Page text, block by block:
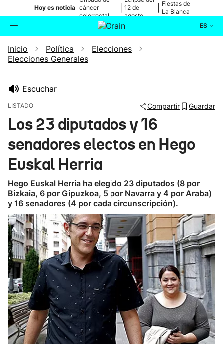
Hoy es noticia cáncer
colorrectal
12 de
agosto
Fiestas de
La Blanca
ES
Buscador Actualidad
Ikusmiran
Inicio Política
Elecciones
Elecciones Generales
Escuchar
LISTADO Compartir Guardar
Los 23 diputados y 16
senadores electos en Hego
Euskal Herria
Hego Euskal Herria ha elegido 23 diputados (8 por
Bizkaia, 6 por Gipuzkoa, 5 por Navarra y 4 por Araba)
y 16 senadores (4 por cada circunscripción).